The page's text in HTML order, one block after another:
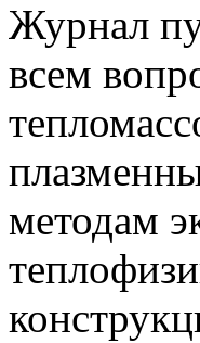
Журнал
всем
методам